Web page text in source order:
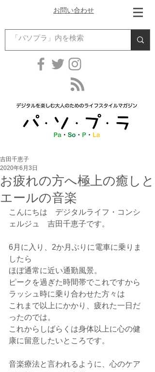
お問い合わせ
お疲れの方へ極上の癒しと
エールの音楽
吉田千恵子
2020年6月3日
こんにちは　デジタルライフ・コンシ
ェルジュ　吉田千恵子です。
6月に入り、2か月ぶりに電車に乗りま
したら
ほぼ通常に近い通勤風景。
ピークを過ぎた時間帯でこれですから
ラッシュ時に乗り合わせた方々は
これまで以上にかかり、疲れた一日だ
ったのでは。
これからしばらくは身体以上に心の健
康に留意したいところです。
音楽療法と言われるように、心のケア